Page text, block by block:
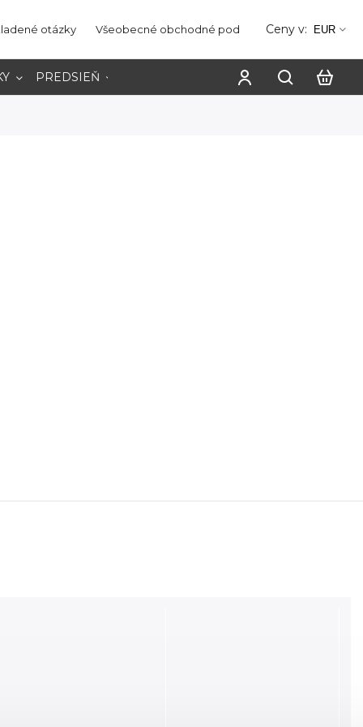
otázky Všeobecné obchodné podmienky Ochrana
Ceny v: EUR
PREDSIEŇ